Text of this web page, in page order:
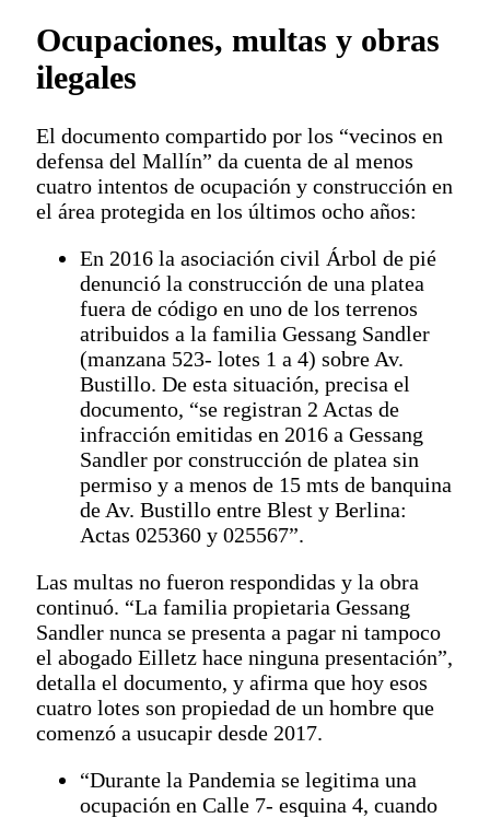
Ocupaciones, multas y obras
ilegales
El documento compartido por los “vecinos en
defensa del Mallín” da cuenta de al menos
cuatro intentos de ocupación y construcción en
el área protegida en los últimos ocho años:
En 2016 la asociación civil Árbol de pié
denunció la construcción de una platea
fuera de código en uno de los terrenos
atribuidos a la familia Gessang Sandler
(manzana 523- lotes 1 a 4) sobre Av.
Bustillo. De esta situación, precisa el
documento, “se registran 2 Actas de
infracción emitidas en 2016 a Gessang
Sandler por construcción de platea sin
permiso y a menos de 15 mts de banquina
de Av. Bustillo entre Blest y Berlina:
Actas 025360 y 025567”.
Las multas no fueron respondidas y la obra
continuó. “La familia propietaria Gessang
Sandler nunca se presenta a pagar ni tampoco
el abogado Eilletz hace ninguna presentación”,
detalla el documento, y afirma que hoy esos
cuatro lotes son propiedad de un hombre que
comenzó a usucapir desde 2017.
“Durante la Pandemia se legitima una
ocupación en Calle 7- esquina 4, cuando